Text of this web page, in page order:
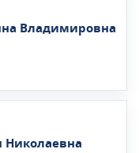
Владимировна
Николаевна